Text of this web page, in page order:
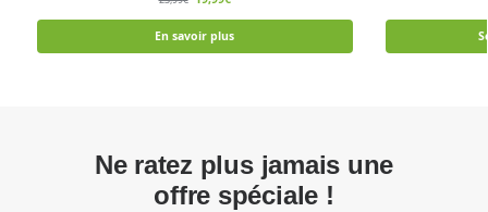
En savoir plus
Ne ratez plus jamais une
offre spéciale !